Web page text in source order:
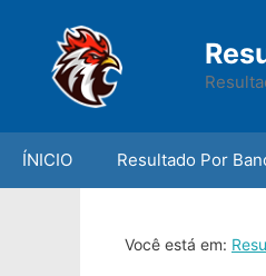
ÍNICIO Resultado Por
Você está em: